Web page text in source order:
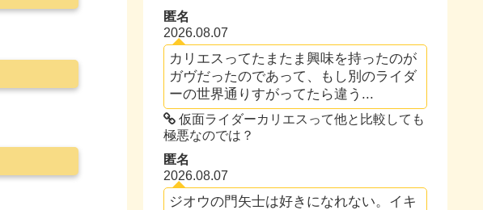
匿名
2026.08.07
カリエスってたまたま興味を持ったのが
ガヴだったのであって、もし別のライダ
ーの世界通りすがってたら違う...
仮面ライダーカリエスって他と比較しても
極悪なのでは？
匿名
2026.08.07
ジオウの門矢士は好きになれない。イキ